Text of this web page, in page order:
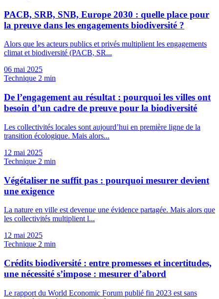
PACB, SRB, SNB, Europe 2030 : quelle place pour
la preuve dans les engagements biodiversité ?
Alors que les acteurs publics et privés multiplient les engagements
climat et biodiversité (PACB, SR...
06 mai 2025
Technique 2 min
De l’engagement au résultat : pourquoi les villes ont
besoin d’un cadre de preuve pour la biodiversité
Les collectivités locales sont aujourd’hui en première ligne de la
transition écologique. Mais alors...
12 mai 2025
Technique 2 min
Végétaliser ne suffit pas : pourquoi mesurer devient
une exigence
La nature en ville est devenue une évidence partagée. Mais alors que
les collectivités multiplient l...
12 mai 2025
Technique 2 min
Crédits biodiversité : entre promesses et incertitudes,
une nécessité s’impose : mesurer d’abord
Le rapport du World Economic Forum publié fin 2023 est sans